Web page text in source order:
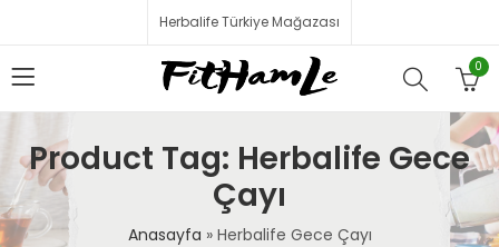
Herbalife Türkiye Mağazası
0
Product Tag: Herbalife Gece
Çayı
Anasayfa » Herbalife Gece Çayı